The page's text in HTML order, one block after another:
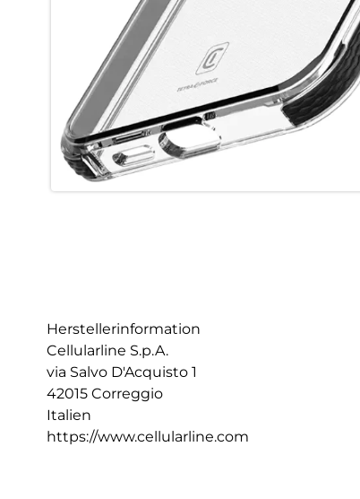
Herstellerinformation
Cellularline S.p.A.
via Salvo D'Acquisto 1
42015 Correggio
Italien
https://www.cellularline.com